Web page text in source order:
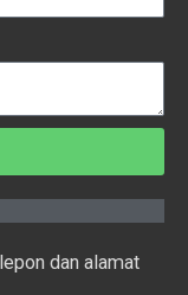
dan alamat